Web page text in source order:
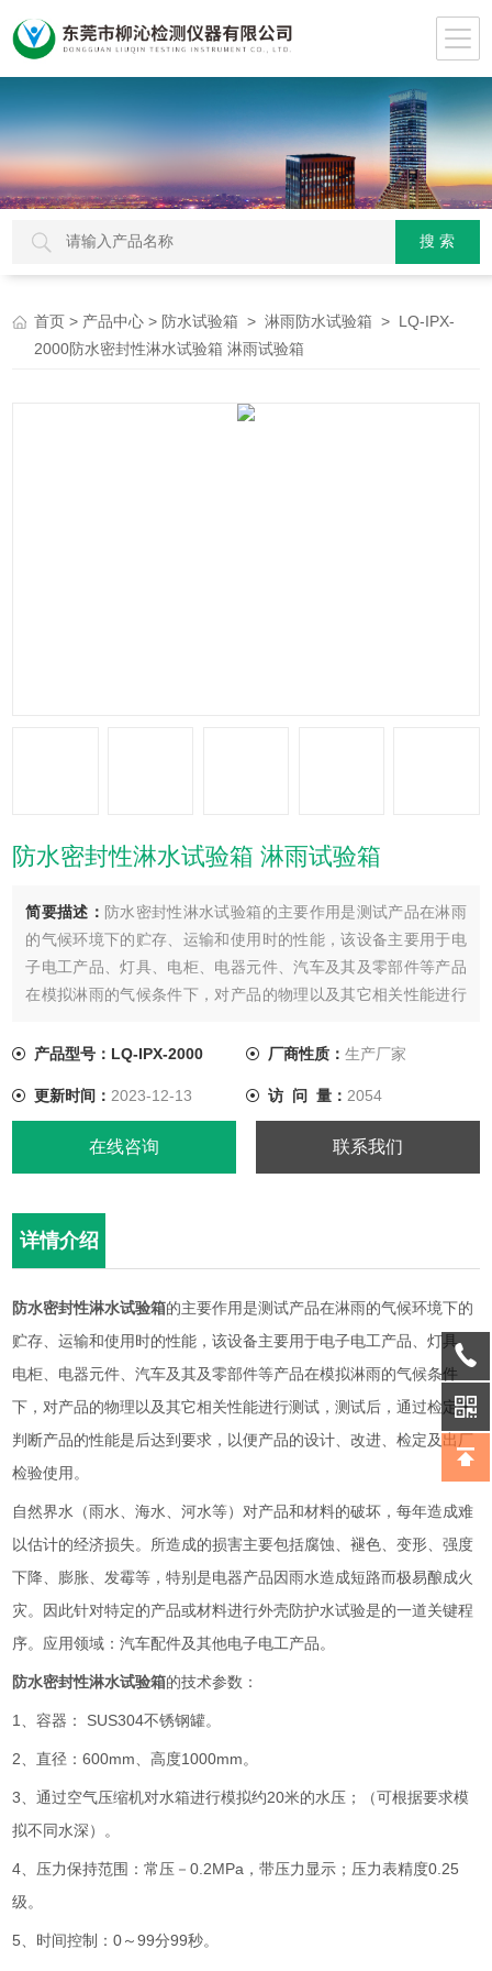
首页 > 产品中心 > 防水试验箱 >淋雨防水试验箱 > LQ-IPX-
2000防水密封性淋水试验箱 淋雨试验箱
防水密封性淋水试验箱 淋雨试验箱
简要描述： 防水密封性淋水试验箱的主要作用是测试产品在淋雨
的气候环境下的贮存、运输和使用时的性能，该设备主要用于电
子电工产品、灯具、电柜、电器元件、汽车及其及零部件等产品
在模拟淋雨的气候条件下，对产品的物理以及其它相关性能进行
产品的设计、改进、检定及出厂检验使用。
产品型号：LQ-IPX-2000 厂商性质： 生产厂家
更新时间： 2023-12-13 访 问 量： 2054
在线咨询 联系我们
详情介绍
防水密封性淋水试验箱的主要作用是测试产品在淋雨的气候环境下的
贮存、运输和使用时的性能，该设备主要用于电子电工产品、灯具、
电柜、电器元件、汽车及其及零部件等产品在模拟淋雨的气候条件
下，对产品的物理以及其它相关性能进行测试，测试后，通过检定来
判断产品的性能是后达到要求，以便产品的设计、改进、检定及出厂
检验使用。
自然界水（雨水、海水、河水等）对产品和材料的破坏，每年造成难
以估计的经济损失。所造成的损害主要包括腐蚀、褪色、变形、强度
下降、膨胀、发霉等，特别是电器产品因雨水造成短路而极易酿成火
灾。因此针对特定的产品或材料进行外壳防护水试验是的一道关键程
序。应用领域：汽车配件及其他电子电工产品。
防水密封性淋水试验箱的技术参数：
1、容器： SUS304不锈钢罐。
2、直径：600mm、高度1000mm。
3、通过空气压缩机对水箱进行模拟约20米的水压；（可根据要求模
拟不同水深）。
4、压力保持范围：常压－0.2MPa，带压力显示；压力表精度0.25
级。
5、时间控制：0～99分99秒。